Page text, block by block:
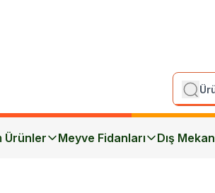
Ürünler Meyve Fidanları Dış Mekan